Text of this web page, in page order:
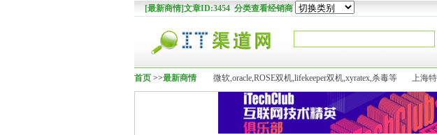
[最新商情]文章ID:3454 分类查看经销商
首页 >>最新商情 微软,oracle,ROSE双机,lifekeeper双机,xyratex,杀毒等 上海